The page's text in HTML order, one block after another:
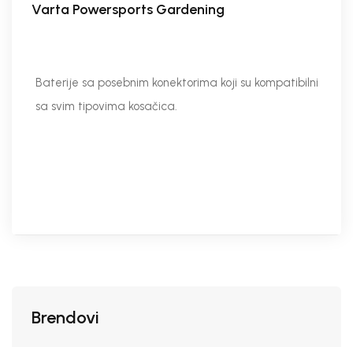
Brendovi
Varta Powersports Gardening
Baterije sa posebnim konektorima koji su kompatibilni
sa svim tipovima kosačica.